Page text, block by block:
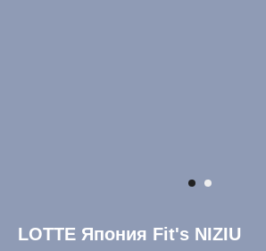
LOTTE Япония Fit's NIZIU